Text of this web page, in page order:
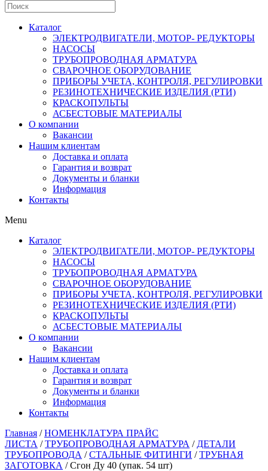
Каталог
ЭЛЕКТРОДВИГАТЕЛИ, МОТОР- РЕДУКТОРЫ
НАСОСЫ
ТРУБОПРОВОДНАЯ АРМАТУРА
СВАРОЧНОЕ ОБОРУДОВАНИЕ
ПРИБОРЫ УЧЕТА, КОНТРОЛЯ, РЕГУЛИРОВКИ
РЕЗИНОТЕХНИЧЕСКИЕ ИЗДЕЛИЯ (РТИ)
КРАСКОПУЛЬТЫ
АСБЕСТОВЫЕ МАТЕРИАЛЫ
О компании
Вакансии
Нашим клиентам
Доставка и оплата
Гарантия и возврат
Документы и бланки
Информация
Контакты
Menu
Каталог
ЭЛЕКТРОДВИГАТЕЛИ, МОТОР- РЕДУКТОРЫ
НАСОСЫ
ТРУБОПРОВОДНАЯ АРМАТУРА
СВАРОЧНОЕ ОБОРУДОВАНИЕ
ПРИБОРЫ УЧЕТА, КОНТРОЛЯ, РЕГУЛИРОВКИ
РЕЗИНОТЕХНИЧЕСКИЕ ИЗДЕЛИЯ (РТИ)
КРАСКОПУЛЬТЫ
АСБЕСТОВЫЕ МАТЕРИАЛЫ
О компании
Вакансии
Нашим клиентам
Доставка и оплата
Гарантия и возврат
Документы и бланки
Информация
Контакты
Главная /НОМЕНКЛАТУРА ПРАЙС
ЛИСТА /ТРУБОПРОВОДНАЯ АРМАТУРА / ДЕТАЛИ
ТРУБОПРОВОДА /СТАЛЬНЫЕ ФИТИНГИ /ТРУБНАЯ
ЗАГОТОВКА / Сгон Ду 40 (упак. 54 шт)